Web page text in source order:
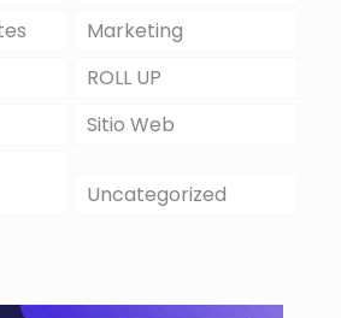
Marketing
ROLL UP
Sitio Web
Uncategorized